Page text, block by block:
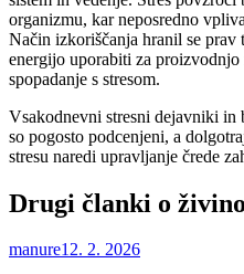
organizmu, kar neposredno
Način izkoriščanja hranil se prav
energijo uporabiti za
spopadanje s stresom.
Vsakodnevni stresni dejavniki
so pogosto podcenjeni, a
stresu naredi upravljanje črede
Drugi članki o
manure12. 2. 2026